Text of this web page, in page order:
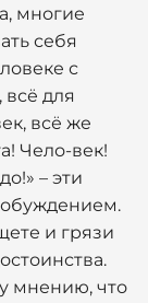
многие
себя
с
для
всё же
Чело-век!
– эти
и грязи
мнению, что